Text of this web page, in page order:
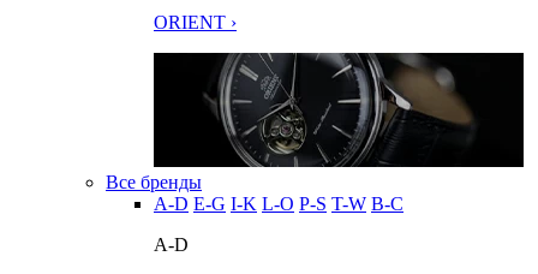
ORIENT ›
Все бренды
A-D E-G I-K L-O P-S T-W В-С
A-D